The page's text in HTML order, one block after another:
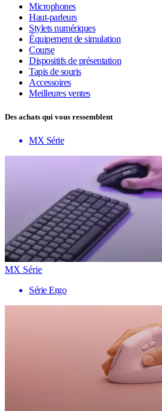
Microphones
Haut-parleurs
Stylets numériques
Équipement de simulation
Course
Dispositifs de présentation
Tapis de souris
Accessoires
Meilleures ventes
Des achats qui vous ressemblent
MX Série
MX Série
Série Ergo